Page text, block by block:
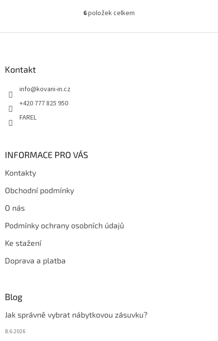
O
l
6položek celkem
Kontakt
info@kovani-in.cz
+420 777 825 950
FAREL
INFORMACE PRO VÁS
Kontakty
Obchodní podmínky
O nás
Podmínky ochrany osobních údajů
Ke stažení
Doprava a platba
Blog
Jak správně vybrat nábytkovou zásuvku?
8.6.2026